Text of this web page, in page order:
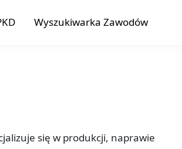
Wyszukiwarka Zawodów
się w produkcji, naprawie